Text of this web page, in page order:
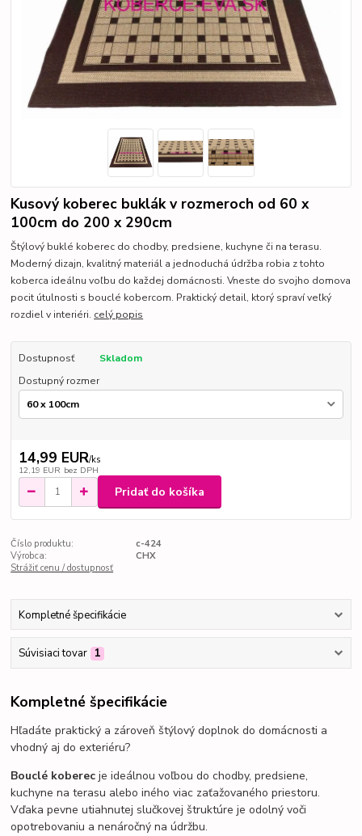
Kusový koberec buklák v rozmeroch od 60 x
100cm do 200 x 290cm
Štýlový buklé koberec do chodby, predsiene, kuchyne či na terasu.
Moderný dizajn, kvalitný materiál a jednoduchá údržba robia z tohto
koberca ideálnu voľbu do každej domácnosti. Vneste do svojho domova
pocit útulnosti s bouclé kobercom. Praktický detail, ktorý spraví veľký
rozdiel v interiéri. celý popis
Dostupnosť
Skladom
Dostupný rozmer
14,99 EUR/ks
12,19 EUR bez DPH
Pridať do košíka
Číslo produktu:
c-424
Výrobca:
CHX
Strážiť cenu / dostupnosť
Kompletné špecifikácie
Súvisiaci tovar 1
Kompletné špecifikácie
Hľadáte praktický a zároveň štýlový doplnok do domácnosti a
vhodný aj do exteriéru?
Bouclé koberec je ideálnou voľbou do chodby, predsiene,
kuchyne na terasu alebo iného viac zaťažovaného priestoru.
Vďaka pevne utiahnutej slučkovej štruktúre je odolný voči
opotrebovaniu a nenáročný na údržbu.